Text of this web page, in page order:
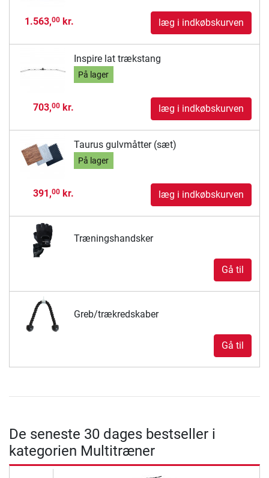
1.563,00kr. læg i indkøbskurven
Inspire lat trækstang
På lager
703,00kr. læg i indkøbskurven
Taurus gulvmåtter (sæt)
På lager
391,00kr. læg i indkøbskurven
Træningshandsker
Gå til
Greb/trækredskaber
Gå til
De seneste 30 dages bestseller i
kategorien Multitræner